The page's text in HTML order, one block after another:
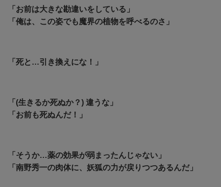
「お前は大きな勘違いをしている」
「俺は、この姿でも魔界の植物を呼べるのさ」
「死と…引き換えにな！」
「(生きるか死ぬか？) 違うな」
「お前も死ぬんだ！」
「そうか…薬の効果が弱まったんじゃない」
「南野秀一の肉体に、妖狐の力が戻りつつあるんだ」